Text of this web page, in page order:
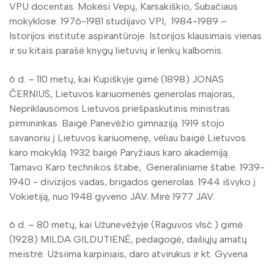
VPU docentas. Mokėsi Vepų, Karsakiškio, Subačiaus
mokyklose. 1976-1981 studijavo VPI, 1984-1989 –
Istorijos institute aspirantūroje. Istorijos klausimais vienas
ir su kitais parašė knygų lietuvių ir lenkų kalbomis.
6 d. – 110 metų, kai Kupiškyje gimė (1898) JONAS
ČERNIUS, Lietuvos kariuomenės generolas majoras,
Nepriklausomos Lietuvos priešpaskutinis ministras
pirmininkas. Baigė Panevėžio gimnaziją. 1919 stojo
savanoriu į Lietuvos kariuomenę, vėliau baigė Lietuvos
karo mokyklą. 1932 baigė Paryžiaus karo akademiją.
Tarnavo Karo technikos štabe, Generaliniame štabe. 1939-
1940 - divizijos vadas, brigados generolas. 1944 išvyko į
Vokietiją, nuo 1948 gyveno JAV. Mirė 1977 JAV.
6 d. – 80 metų, kai Užunevėžyje (Raguvos vlsč.) gimė
(1928) MILDA GILDUTIENĖ, pedagogė, dailiųjų amatų
meistrė. Užsiima karpiniais, daro atvirukus ir kt. Gyvena